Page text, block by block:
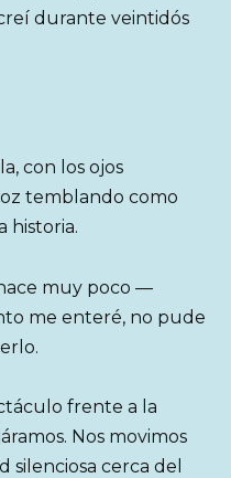
durante veintidós
con los ojos
temblando como
historia.
muy poco —
me enteré, no pude
frente a la
Nos movimos
silenciosa cerca del